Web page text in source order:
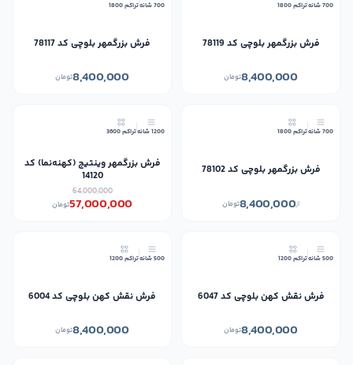
700 شانه تراکم 1800
فرش بزرگمهر بلوچی کد 78119
8,400,000تومان
700 شانه تراکم 1800
فرش بزرگمهر بلوچی کد 78117
8,400,000تومان
700 شانه تراکم 1800
فرش بزرگمهر بلوچی کد 78102
از8,400,000تومان
1200 شانه تراکم 3600
فرش بزرگمهر وینتیج (کهنه‌نما) کد
14120
64,000,000
57,000,000تومان
500 شانه تراکم 1200
فرش نقش کهن بلوچی کد 6047
8,400,000تومان
500 شانه تراکم 1200
فرش نقش کهن بلوچی کد 6004
8,400,000تومان